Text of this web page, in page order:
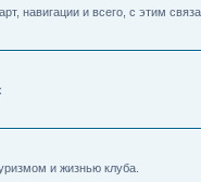
навигации и всего, с этим
и жизнью клуба.